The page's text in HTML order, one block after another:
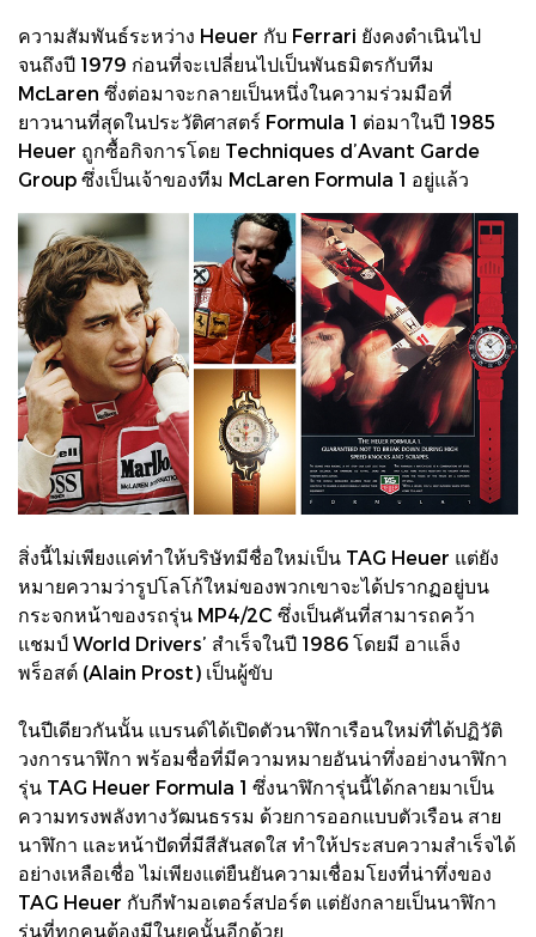
ความสัมพันธ์ระหว่าง Heuer กับ Ferrari ยังคงดำเนินไป
จนถึงปี 1979 ก่อนที่จะเปลี่ยนไปเป็นพันธมิตรกับทีม
McLaren ซึ่งต่อมาจะกลายเป็นหนึ่งในความร่วมมือที่
ยาวนานที่สุดในประวัติศาสตร์ Formula 1 ต่อมาในปี 1985
Heuer ถูกซื้อกิจการโดย Techniques d’Avant Garde
Group ซึ่งเป็นเจ้าของทีม McLaren Formula 1 อยู่แล้ว
สิ่งนี้ไม่เพียงแค่ทำให้บริษัทมีชื่อใหม่เป็น TAG Heuer แต่ยัง
หมายความว่ารูปโลโก้ใหม่ของพวกเขาจะได้ปรากฏอยู่บน
กระจกหน้าของรถรุ่น MP4/2C ซึ่งเป็นคันที่สามารถคว้า
แชมป์ World Drivers’ สำเร็จในปี 1986 โดยมี อาแล็ง
พร็อสต์ (Alain Prost) เป็นผู้ขับ
ในปีเดียวกันนั้น แบรนด์ได้เปิดตัวนาฬิกาเรือนใหม่ที่ได้ปฏิวัติ
วงการนาฬิกา พร้อมชื่อที่มีความหมายอันน่าทึ่งอย่างนาฬิกา
รุ่น TAG Heuer Formula 1 ซึ่งนาฬิการุ่นนี้ได้กลายมาเป็น
ความทรงพลังทางวัฒนธรรม ด้วยการออกแบบตัวเรือน สาย
นาฬิกา และหน้าปัดที่มีสีสันสดใส ทำให้ประสบความสำเร็จได้
อย่างเหลือเชื่อ ไม่เพียงแต่ยืนยันความเชื่อมโยงที่น่าทึ่งของ
TAG Heuer กับกีฬามอเตอร์สปอร์ต แต่ยังกลายเป็นนาฬิกา
รุ่นที่ทุกคนต้องมีในยุคนั้นอีกด้วย